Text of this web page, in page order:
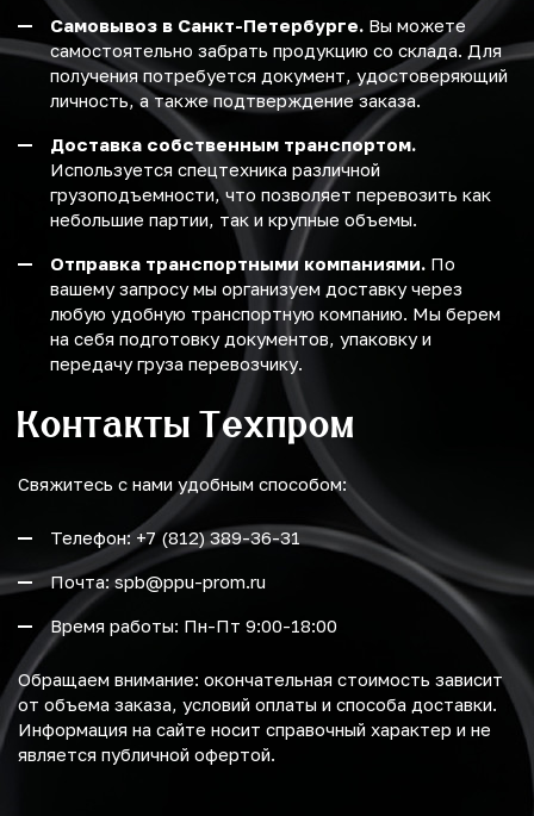
Самовывоз в Санкт-Петербурге. Вы можете
самостоятельно забрать продукцию со склада. Для
получения потребуется документ, удостоверяющий
личность, а также подтверждение заказа.
Доставка собственным транспортом.
Используется спецтехника различной
грузоподъемности, что позволяет перевозить как
небольшие партии, так и крупные объемы.
Отправка транспортными компаниями. По
вашему запросу мы организуем доставку через
любую удобную транспортную компанию. Мы берем
на себя подготовку документов, упаковку и
передачу груза перевозчику.
Контакты Техпром
Свяжитесь с нами удобным способом:
Телефон: +7 (812) 389-36-31
Почта: spb@ppu-prom.ru
Время работы: Пн-Пт 9:00-18:00
Обращаем внимание: окончательная стоимость зависит
от объема заказа, условий оплаты и способа доставки.
Информация на сайте носит справочный характер и не
является публичной офертой.